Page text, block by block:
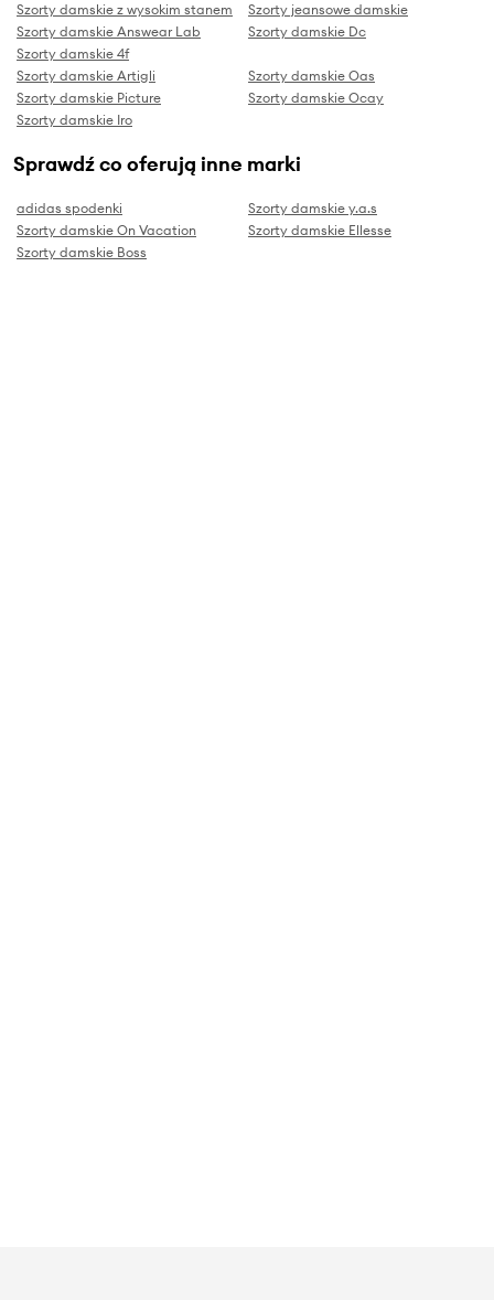
Szorty damskie z wysokim stanem
Szorty jeansowe damskie
Szorty damskie Answear Lab
Szorty damskie Dc
Szorty damskie 4f
Szorty damskie Artigli
Szorty damskie Oas
Szorty damskie Picture
Szorty damskie Ocay
Szorty damskie Iro
Sprawdź co oferują inne marki
adidas spodenki
Szorty damskie y.a.s
Szorty damskie On Vacation
Szorty damskie Ellesse
Szorty damskie Boss